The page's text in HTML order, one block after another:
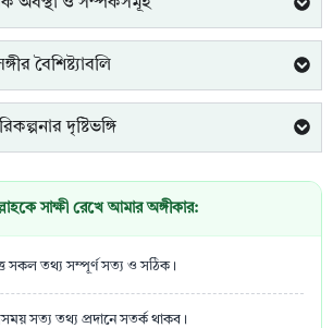
বৈশিষ্ট্যাবলি
দৃষ্টিভঙ্গি
সাক্ষী রেখে আমার অঙ্গীকার:
সকল তথ্য সম্পূর্ণ সত্য ও সঠিক।
সত্য তথ্য প্রদানে সতর্ক থাকব।